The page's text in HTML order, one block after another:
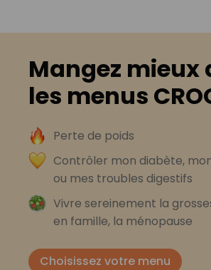
Mangez mieux
les menus
Perte de poids
Contrôler mon diabète,
ou mes troubles digestifs
Vivre sereinement la
en famille, la ménopause
Choisissez votre menu